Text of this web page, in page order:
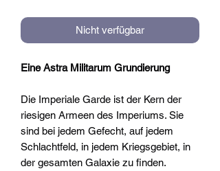
Nicht verfügbar
Eine Astra Militarum Grundierung
Die Imperiale Garde ist der Kern der
riesigen Armeen des Imperiums. Sie
sind bei jedem Gefecht, auf jedem
Schlachtfeld, in jedem Kriegsgebiet, in
der gesamten Galaxie zu finden.